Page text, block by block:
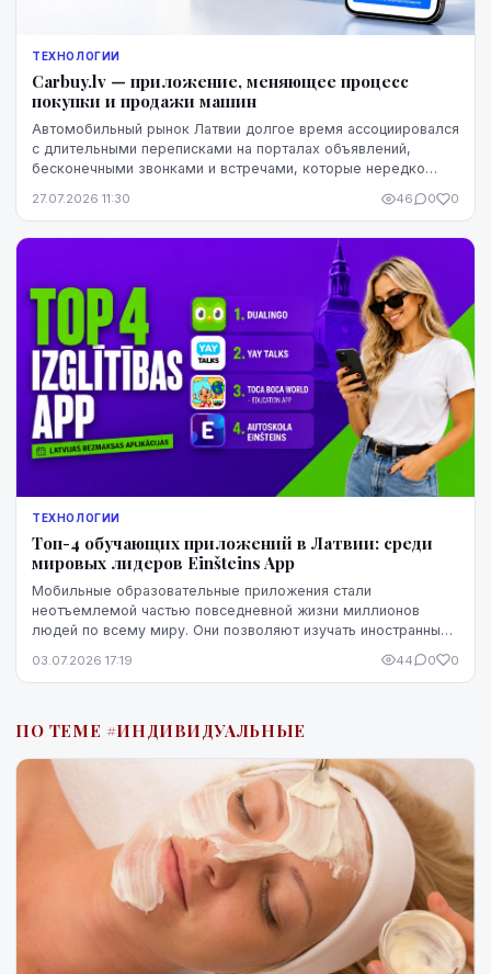
ТЕХНОЛОГИИ
Carbuy.lv — приложение, меняющее процесс
покупки и продажи машин
Автомобильный рынок Латвии долгое время ассоциировался
с длительными переписками на порталах объявлений,
бесконечными звонками и встречами, которые нередко
27.07.2026 11:30 46 0 0
ТЕХНОЛОГИИ
Топ-4 обучающих приложений в Латвии: среди
мировых лидеров Einšteins App
Мобильные образовательные приложения стали
неотъемлемой частью повседневной жизни миллионов
людей по всему миру. Они позволяют изучать иностранные
03.07.2026 17:19 44 0 0
ПО ТЕМЕ #ИНДИВИДУАЛЬНЫЕ